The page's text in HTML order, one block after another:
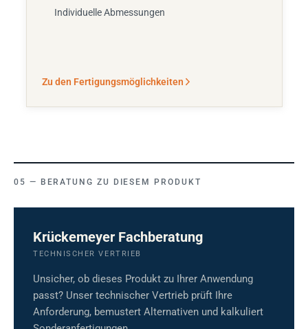
Individuelle Abmessungen
Zu den Fertigungsmöglichkeiten
BERATUNG ZU DIESEM PRODUKT
Krückemeyer Fachberatung
TECHNISCHER VERTRIEB
Unsicher, ob dieses Produkt zu Ihrer Anwendung
passt? Unser technischer Vertrieb prüft Ihre
Anforderung, bemustert Alternativen und kalkuliert